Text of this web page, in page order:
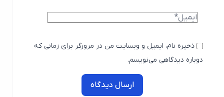
ذخیره نام، ایمیل و وبسایت من در مرورگر برای زمانی که
دوباره دیدگاهی می‌نویسم.
ارسال دیدگاه